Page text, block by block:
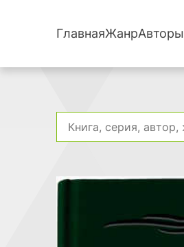
ГлавнаяЖанрАвторы